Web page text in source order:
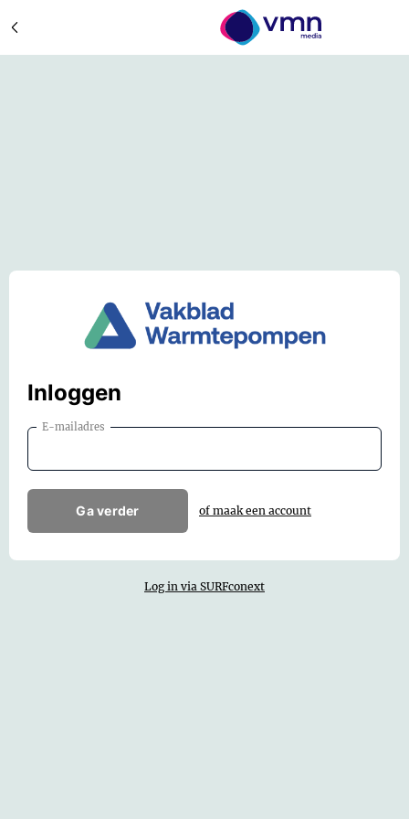
Inloggen
E-mailadres
Ga verder of maak een account
Log in via SURFconext